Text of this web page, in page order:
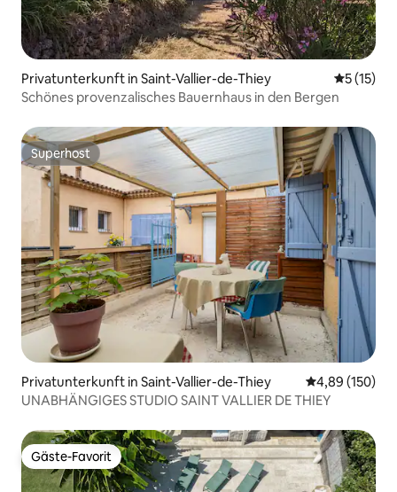
Privatunterkunft in Saint-Vallier-de-Thiey
5 (15)
Schönes provenzalisches Bauernhaus in den Bergen
Superhost
Superhost
Privatunterkunft in Saint-Vallier-de-Thiey
4,89 (150)
UNABHÄNGIGES STUDIO SAINT VALLIER DE THIEY
Gäste-Favorit
Gäste-Favorit